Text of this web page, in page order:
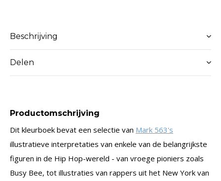
Beschrijving
Delen
Productomschrijving
Dit kleurboek bevat een selectie van Mark 563's
illustratieve interpretaties van enkele van de belangrijkste
figuren in de Hip Hop-wereld - van vroege pioniers zoals
Busy Bee, tot illustraties van rappers uit het New York van